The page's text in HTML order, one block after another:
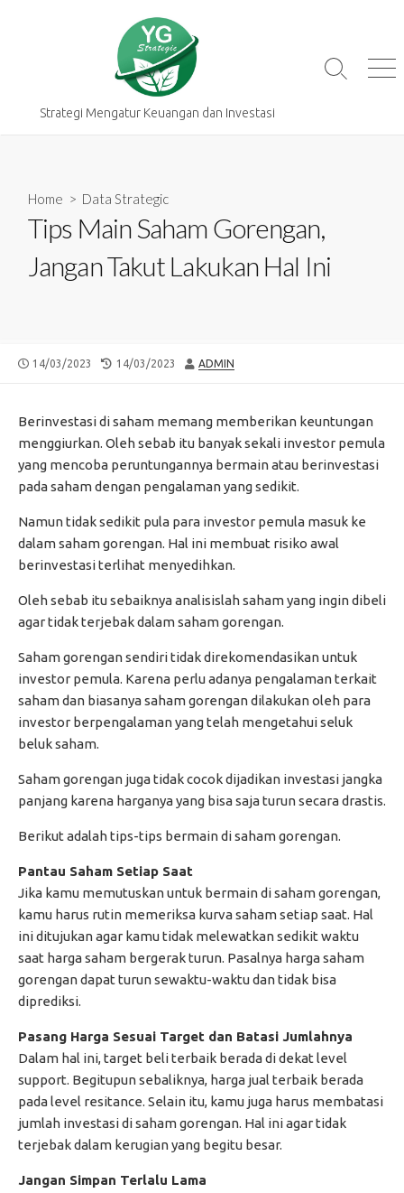
Strategi Mengatur Keuangan dan Investasi
Search
Home > Data Strategic
Tips Main Saham Gorengan,
Jangan Takut Lakukan Hal Ini
PUBLISHED
14/03/2023
LAST
14/03/2023 AUTHOR
ADMIN
Berinvestasi di saham memang memberikan keuntungan
menggiurkan. Oleh sebab itu banyak sekali investor pemula
yang mencoba peruntungannya bermain atau berinvestasi
pada saham dengan pengalaman yang sedikit.
Namun tidak sedikit pula para investor pemula masuk ke
dalam saham gorengan. Hal ini membuat risiko awal
berinvestasi terlihat menyedihkan.
Oleh sebab itu sebaiknya analisislah saham yang ingin dibeli
agar tidak terjebak dalam saham gorengan.
Saham gorengan sendiri tidak direkomendasikan untuk
investor pemula. Karena perlu adanya pengalaman terkait
saham dan biasanya saham gorengan dilakukan oleh para
investor berpengalaman yang telah mengetahui seluk
beluk saham.
Saham gorengan juga tidak cocok dijadikan investasi jangka
panjang karena harganya yang bisa saja turun secara drastis.
Berikut adalah tips-tips bermain di saham gorengan.
Pantau Saham Setiap Saat
Jika kamu memutuskan untuk bermain di saham gorengan,
kamu harus rutin memeriksa kurva saham setiap saat. Hal
ini ditujukan agar kamu tidak melewatkan sedikit waktu
saat harga saham bergerak turun. Pasalnya harga saham
gorengan dapat turun sewaktu-waktu dan tidak bisa
diprediksi.
Pasang Harga Sesuai Target dan Batasi Jumlahnya
Dalam hal ini, target beli terbaik berada di dekat level
support. Begitupun sebaliknya, harga jual terbaik berada
pada level resitance. Selain itu, kamu juga harus membatasi
jumlah investasi di saham gorengan. Hal ini agar tidak
terjebak dalam kerugian yang begitu besar.
Jangan Simpan Terlalu Lama